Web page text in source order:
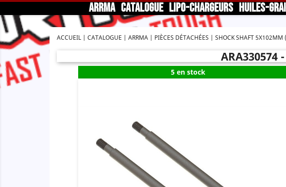
ARRMA CATALOGUE LIPO-CHARGEURS HUILES-
ACCUEIL CATALOGUE ARRMA PIÈCES DÉTACHÉES SHOCK SHAFT 5X102MM
ARA330574
5 en stock